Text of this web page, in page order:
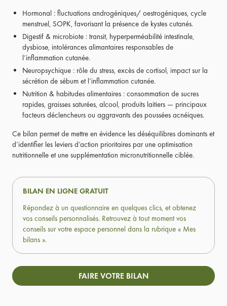
Hormonal : fluctuations androgéniques/ oestrogéniques, cycle
menstruel, SOPK, favorisant la présence de kystes cutanés.
Digestif & microbiote : transit, hyperperméabilité intestinale,
dysbiose, intolérances alimantaires responsables de
l’inflammation cutanée.
Neuropsychique : rôle du stress, excès de cortisol, impact sur la
sécrétion de sébum et l’inflammation cutanée.
Nutrition & habitudes alimentaires : consommation de sucres
rapides, graisses saturées, alcool, produits laitiers — principaux
facteurs déclencheurs ou aggravants des poussées acnéiques.
Ce bilan permet de mettre en évidence les déséquilibres dominants et
d’identifier les leviers d’action prioritaires par une optimisation
nutritionnelle et une supplémentation micronutritionnelle ciblée.
BILAN EN LIGNE GRATUIT
Répondez à un questionnaire en quelques clics, et obtenez
vos conseils personnalisés. Retrouvez à tout moment vos
conseils sur votre espace personnel dans la rubrique « Mes
bilans ».
FAIRE VOTRE BILAN